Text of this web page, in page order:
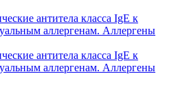
антитела класса IgE к
аллергенам. Аллергены
антитела класса IgE к
аллергенам. Аллергены